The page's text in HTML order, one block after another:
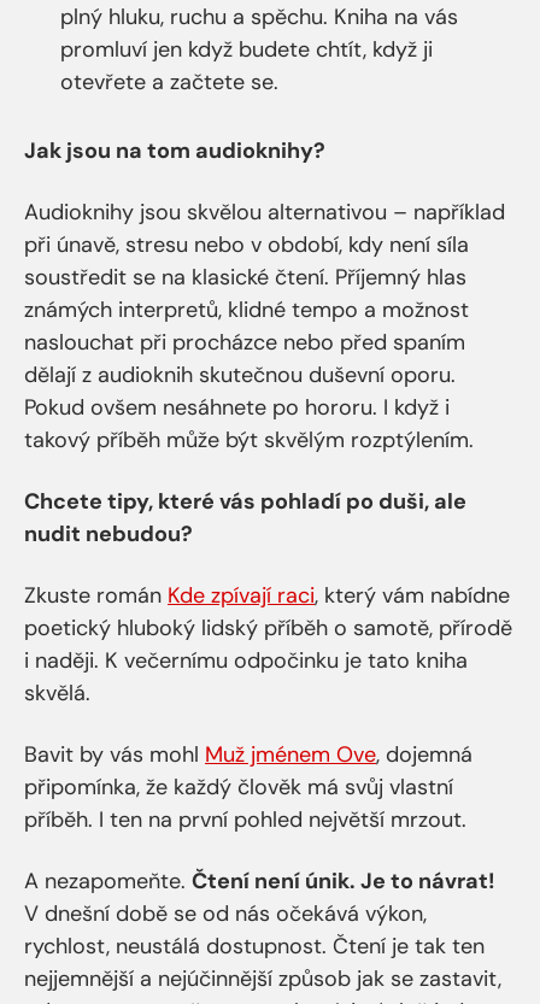
plný hluku, ruchu a spěchu. Kniha na vás
promluví jen když budete chtít, když ji
otevřete a začtete se.
Jak jsou na tom audioknihy?
Audioknihy jsou skvělou alternativou – například
při únavě, stresu nebo v období, kdy není síla
soustředit se na klasické čtení. Příjemný hlas
známých interpretů, klidné tempo a možnost
naslouchat při procházce nebo před spaním
dělají z audioknih skutečnou duševní oporu.
Pokud ovšem nesáhnete po hororu. I když i
takový příběh může být skvělým rozptýlením.
Chcete tipy, které vás pohladí po duši, ale
nudit nebudou?
Zkuste román Kde zpívají raci, který vám nabídne
poetický hluboký lidský příběh o samotě, přírodě
i naději. K večernímu odpočinku je tato kniha
skvělá.
Bavit by vás mohl Muž jménem Ove, dojemná
připomínka, že každý člověk má svůj vlastní
příběh. I ten na první pohled největší mrzout.
A nezapomeňte. Čtení není únik. Je to návrat!
V dnešní době se od nás očekává výkon,
rychlost, neustálá dostupnost. Čtení je tak ten
nejjemnější a nejúčinnější způsob jak se zastavit,